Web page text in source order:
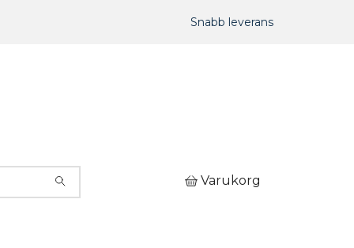
Snabb leverans
Varukorg